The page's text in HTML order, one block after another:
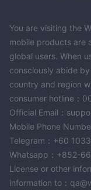
You are visiting the
mobile products are
global users. When
consciously abide
country and region
consumer hotline：
Official Email：
Mobile Phone
Telegram：+60
Whatsapp：+852-
License or other
information to：